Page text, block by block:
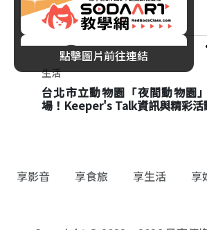
談From AI to I
生活
台北市立動物園「夜間動物園
場！Keeper's Talk資訊與精彩活
生活
麥可傑克森流行之王快閃店登台
限定店25款聯名商品、黑膠唱片
點擊圖片前往連結
享影音 享食旅 享生活 享